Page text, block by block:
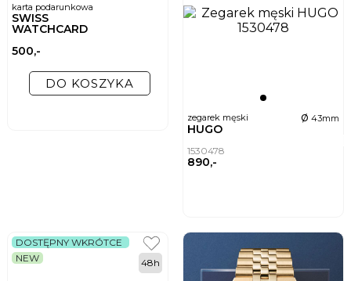
karta podarunkowa
SWISS
WATCHCARD
500,-
DO KOSZYKA
zegarek męski ø 43mm
HUGO
1530478
890,-
DOSTĘPNY WKRÓTCE
NEW
48h